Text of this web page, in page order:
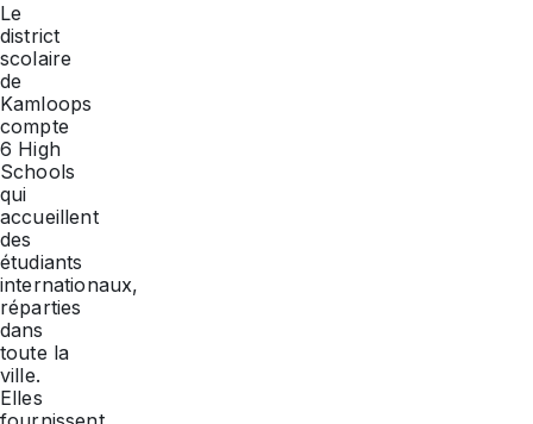
Le
district
scolaire
de
Kamloops
compte
6 High
Schools
qui
accueillent
des
étudiants
internationaux,
réparties
dans
toute la
ville.
Elles